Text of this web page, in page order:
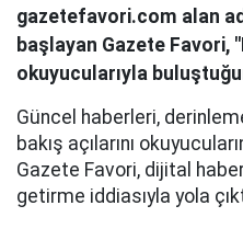
gazetefavori.com alan
başlayan Gazete Favori,
okuyucularıyla
Güncel haberleri,
bakış açılarını
Gazete Favori, dijital
getirme iddiasıyla yola